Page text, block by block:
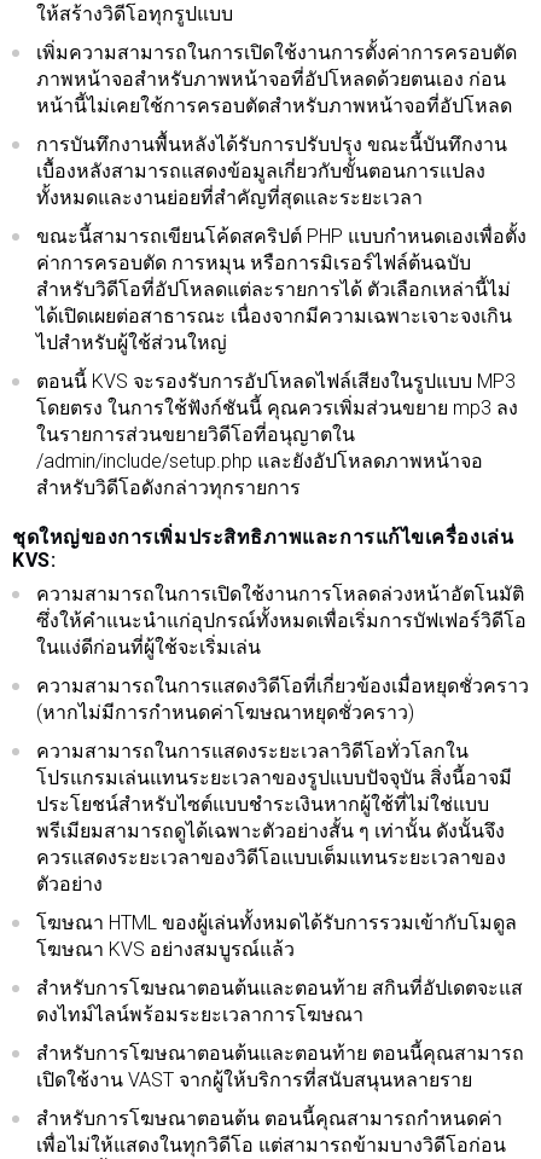
ให้สร้างวิดีโอทุกรูปแบบ
เพิ่มความสามารถในการเปิดใช้งานการตั้งค่าการครอบตัด
ภาพหน้าจอสำหรับภาพหน้าจอที่อัปโหลดด้วยตนเอง ก่อน
หน้านี้ไม่เคยใช้การครอบตัดสำหรับภาพหน้าจอที่อัปโหลด
การบันทึกงานพื้นหลังได้รับการปรับปรุง ขณะนี้บันทึกงาน
เบื้องหลังสามารถแสดงข้อมูลเกี่ยวกับขั้นตอนการแปลง
ทั้งหมดและงานย่อยที่สำคัญที่สุดและระยะเวลา
ขณะนี้สามารถเขียนโค้ดสคริปต์ PHP แบบกำหนดเองเพื่อตั้ง
ค่าการครอบตัด การหมุน หรือการมิเรอร์ไฟล์ต้นฉบับ
สำหรับวิดีโอที่อัปโหลดแต่ละรายการได้ ตัวเลือกเหล่านี้ไม่
ได้เปิดเผยต่อสาธารณะ เนื่องจากมีความเฉพาะเจาะจงเกิน
ไปสำหรับผู้ใช้ส่วนใหญ่
ตอนนี้ KVS จะรองรับการอัปโหลดไฟล์เสียงในรูปแบบ MP3
โดยตรง ในการใช้ฟังก์ชันนี้ คุณควรเพิ่มส่วนขยาย mp3 ลง
ในรายการส่วนขยายวิดีโอที่อนุญาตใน
/admin/include/setup.php และยังอัปโหลดภาพหน้าจอ
สำหรับวิดีโอดังกล่าวทุกรายการ
ชุดใหญ่ของการเพิ่มประสิทธิภาพและการแก้ไขเครื่องเล่น
KVS:
ความสามารถในการเปิดใช้งานการโหลดล่วงหน้าอัตโนมัติ
ซึ่งให้คำแนะนำแก่อุปกรณ์ทั้งหมดเพื่อเริ่มการบัฟเฟอร์วิดีโอ
ในแง่ดีก่อนที่ผู้ใช้จะเริ่มเล่น
ความสามารถในการแสดงวิดีโอที่เกี่ยวข้องเมื่อหยุดชั่วคราว
(หากไม่มีการกำหนดค่าโฆษณาหยุดชั่วคราว)
ความสามารถในการแสดงระยะเวลาวิดีโอทั่วโลกใน
โปรแกรมเล่นแทนระยะเวลาของรูปแบบปัจจุบัน สิ่งนี้อาจมี
ประโยชน์สำหรับไซต์แบบชำระเงินหากผู้ใช้ที่ไม่ใช่แบบ
พรีเมียมสามารถดูได้เฉพาะตัวอย่างสั้น ๆ เท่านั้น ดังนั้นจึง
ควรแสดงระยะเวลาของวิดีโอแบบเต็มแทนระยะเวลาของ
ตัวอย่าง
โฆษณา HTML ของผู้เล่นทั้งหมดได้รับการรวมเข้ากับโมดูล
โฆษณา KVS อย่างสมบูรณ์แล้ว
สำหรับการโฆษณาตอนต้นและตอนท้าย สกินที่อัปเดตจะแส
ดงไทม์ไลน์พร้อมระยะเวลาการโฆษณา
สำหรับการโฆษณาตอนต้นและตอนท้าย ตอนนี้คุณสามารถ
เปิดใช้งาน VAST จากผู้ให้บริการที่สนับสนุนหลายราย
สำหรับการโฆษณาตอนต้น ตอนนี้คุณสามารถกำหนดค่า
เพื่อไม่ให้แสดงในทุกวิดีโอ แต่สามารถข้ามบางวิดีโอก่อน